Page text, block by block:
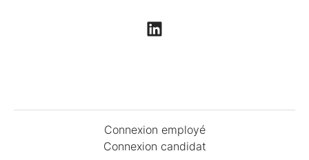
Connexion employé
Connexion candidat